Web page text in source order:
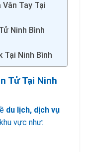
Tay Tại
Ninh Bình
Tại Ninh Bình
Tử Tại Ninh
du lịch, dịch vụ
vực như: